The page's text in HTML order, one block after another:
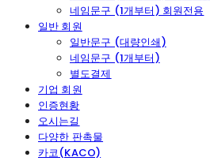
네임문구 (1개부터) 회원전용
일반 회원
일반문구 (대량인쇄)
네임문구 (1개부터)
별도결제
기업 회원
인증현황
오시는길
다양한 판촉물
카코(KACO)